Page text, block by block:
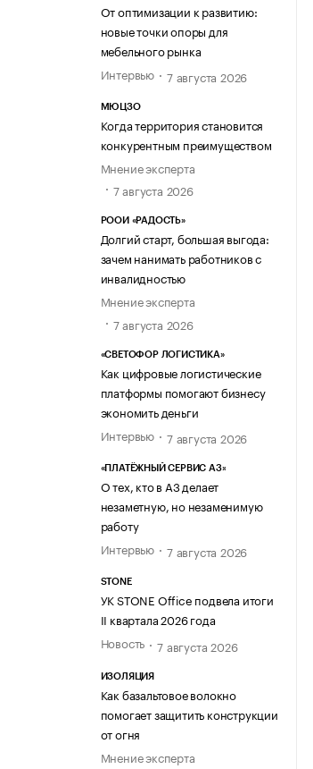
От оптимизации к развитию:
новые точки опоры для
мебельного рынка
Интервью
7 августа 2026
МЮЦЗО
Когда территория становится
конкурентным преимуществом
Мнение эксперта
7 августа 2026
РООИ «РАДОСТЬ»
Долгий старт, большая выгода:
зачем нанимать работников с
инвалидностью
Мнение эксперта
7 августа 2026
«СВЕТОФОР ЛОГИСТИКА»
Как цифровые логистические
платформы помогают бизнесу
экономить деньги
Интервью
7 августа 2026
«ПЛАТЁЖНЫЙ СЕРВИС А3»
О тех, кто в А3 делает
незаметную, но незаменимую
работу
Интервью
7 августа 2026
STONE
УК STONE Office подвела итоги
II квартала 2026 года
Новость
7 августа 2026
ИЗОЛЯЦИЯ
Как базальтовое волокно
помогает защитить конструкции
от огня
Мнение эксперта